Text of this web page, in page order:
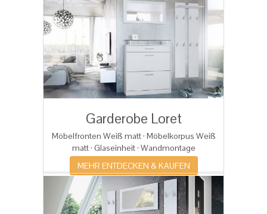
Garderobe Loret
Möbelfronten Weiß matt · Möbelkorpus Weiß
matt · Glaseinheit · Wandmontage
MEHR ENTDECKEN & KAUFEN